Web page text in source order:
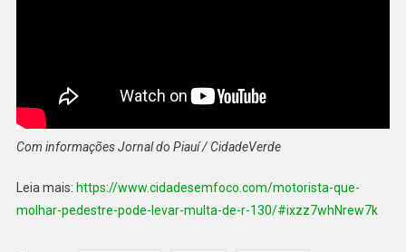
Com informações Jornal do Piauí / CidadeVerde
Leia mais: https://www.cidadesemfoco.com/motorista-que-
molhar-pedestre-pode-levar-multa-de-r-130/#ixzz7whNrew7k